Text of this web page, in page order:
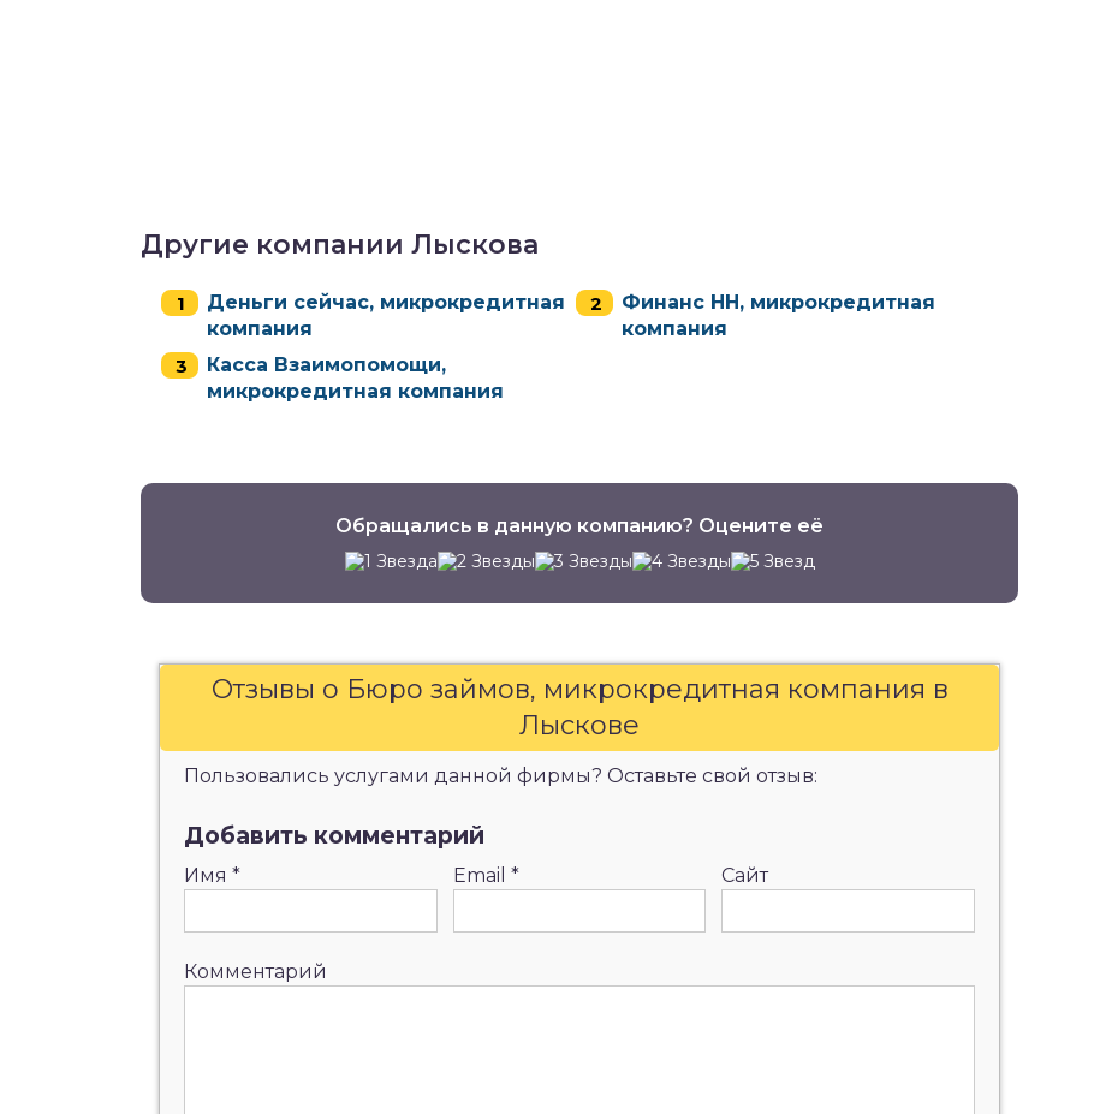
Другие компании Лыскова
Деньги сейчас, микрокредитная
компания
Финанс НН, микрокредитная
компания
Касса Взаимопомощи,
микрокредитная компания
Обращались в данную компанию? Оцените её
Отзывы о Бюро займов, микрокредитная компания в
Лыскове
Пользовались услугами данной фирмы? Оставьте свой отзыв:
Добавить комментарий
Имя * Email * Сайт
Комментарий